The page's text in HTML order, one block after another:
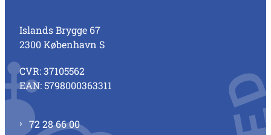
Islands Brygge 67
2300 København S
CVR: 37105562
EAN: 5798000363311
72 28 66 00